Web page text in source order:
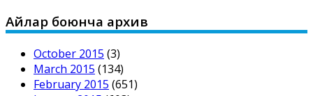
Айлар боюнча архив
October 2015 (3)
March 2015 (134)
February 2015 (651)